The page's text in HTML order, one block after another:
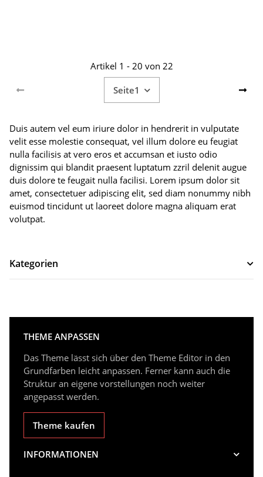
Artikel 1 - 20 von 22
Seite1
Duis autem vel eum iriure dolor in hendrerit in vulputate
velit esse molestie consequat, vel illum dolore eu feugiat
nulla facilisis at vero eros et accumsan et iusto odio
dignissim qui blandit praesent luptatum zzril delenit augue
duis dolore te feugait nulla facilisi. Lorem ipsum dolor sit
amet, consectetuer adipiscing elit, sed diam nonummy nibh
euismod tincidunt ut laoreet dolore magna aliquam erat
volutpat.
Kategorien
THEME ANPASSEN
Das Theme lässt sich über den Theme Editor in den
Grundfarben leicht anpassen. Ferner kann auch die
Struktur an eigene vorstellungen noch weiter
angepasst werden.
Theme kaufen
INFORMATIONEN